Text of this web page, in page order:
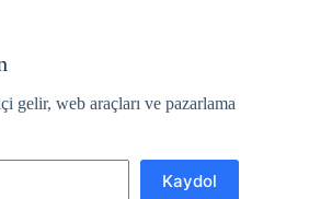
gelir, web araçları ve pazarlama
Kaydol